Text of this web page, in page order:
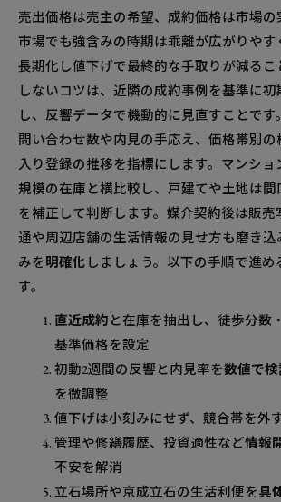
売出価格は売主の希望、成約価格は市場の
市場でも強含みの時期は乖離が広がりやす
長期化し値下げで最終的な手取りが減るこ
しないコツは、近隣の成約事例を基準に
し、反響データで機動的に見直すことです
問い合わせ数や内見の手応え、価格帯別の
入り登録の推移を指標にします。マンショ
規模の在庫と横比較し、戸建てや土地は
を補正して判断します。媒介契約後は販売
通や周辺店舗の生活情報の見せ方も磨き
みを明確化 しましょう。以下の手順で進め
す。
直近成約 と在庫を抽出し、徒歩分数
基準価格を設定
初動2週間の反響と内見率を数値で
を微調整
値下げは小刻みにせず、競合帯を外
管理や修繕履歴、投資適性など情報
不安を解消
立石場所や京成立石の生活利便を具